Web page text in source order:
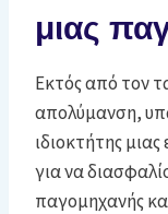
μιας
Εκτός από τον
απολύμανση,
ιδιοκτήτης
για να
παγομηχανής